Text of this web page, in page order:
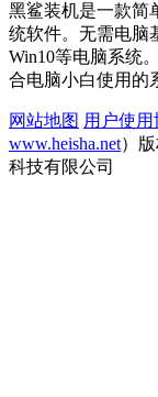
黑鲨装机是一款简
统软件。无需电脑
Win10等电脑系统
合电脑小白使用的
网站地图 用户使用
www.heisha.net）版
科技有限公司